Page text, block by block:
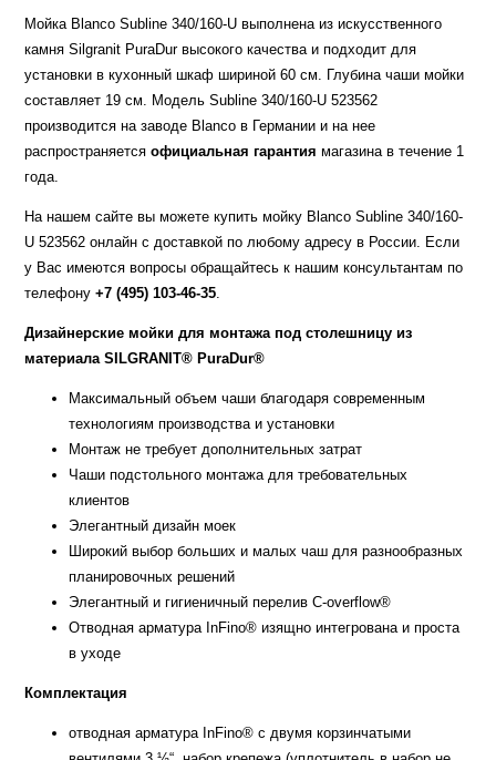
Мойка Blanco Subline 340/160-U выполнена из искусственного
камня Silgranit PuraDur высокого качества и подходит для
установки в кухонный шкаф шириной 60 см. Глубина чаши мойки
составляет 19 см. Модель Subline 340/160-U 523562
производится на заводе Blanco в Германии и на нее
распространяетсяофициальная гарантия магазина в течение 1
года.
На нашем сайте вы можете купить мойку Blanco Subline 340/160-
U 523562 онлайн с доставкой по любому адресу в России. Если
у Вас имеются вопросы обращайтесь к нашим консультантам по
телефону+7 (495) 103-46-35
Дизайнерские мойки для монтажа под столешницу из
материала SILGRANIT® PuraDur®
Максимальный объем чаши благодаря современным
технологиям производства и установки
Монтаж не требует дополнительных затрат
Чаши подстольного монтажа для требовательных
клиентов
Элегантный дизайн моек
Широкий выбор больших и малых чаш для разнообразных
планировочных решений
Элегантный и гигиеничный перелив C-overflow®
Отводная арматура InFino® изящно интегрована и проста
в уходе
Комплектация
отводная арматура InFino® с двумя корзинчатыми